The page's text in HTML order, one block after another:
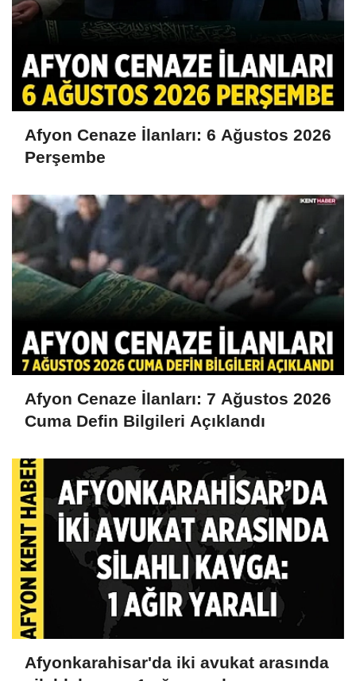
Afyon Cenaze İlanları: 6 Ağustos 2026
Perşembe
Afyon Cenaze İlanları: 7 Ağustos 2026
Cuma Defin Bilgileri Açıklandı
Afyonkarahisar'da iki avukat arasında